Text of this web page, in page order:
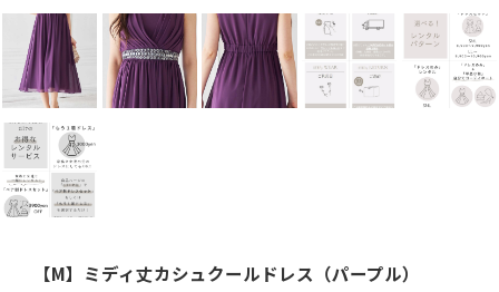
【M】ミディ丈カシュクールドレス（パープル）